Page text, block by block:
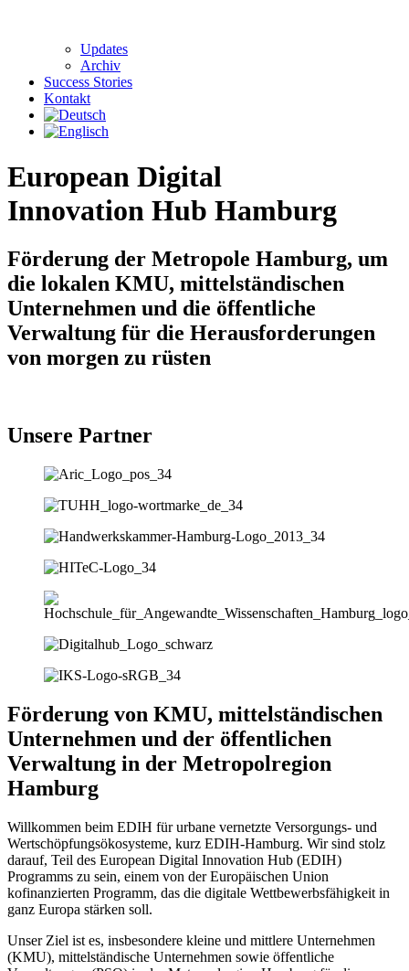
Updates
Archiv
Success Stories
Kontakt
European Digital
Innovation Hub Hamburg
Förderung der Metropole Hamburg, um
die lokalen KMU, mittelständischen
Unternehmen und die öffentliche
Verwaltung für die Herausforderungen
von morgen zu rüsten
Unsere Partner
Förderung von KMU, mittelständischen
Unternehmen und der öffentlichen
Verwaltung in der Metropolregion
Hamburg
Willkommen beim EDIH für urbane vernetzte Versorgungs- und
Wertschöpfungsökosysteme, kurz EDIH-Hamburg. Wir sind stolz
darauf, Teil des European Digital Innovation Hub (EDIH)
Programms zu sein, einem von der Europäischen Union
kofinanzierten Programm, das die digitale Wettbewerbsfähigkeit in
ganz Europa stärken soll.
Unser Ziel ist es, insbesondere kleine und mittlere Unternehmen
(KMU), mittelständische Unternehmen sowie öffentliche